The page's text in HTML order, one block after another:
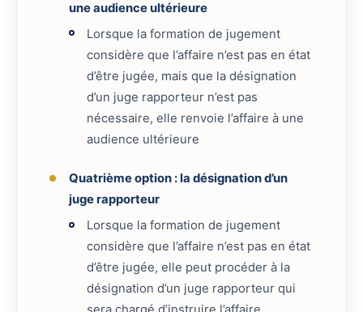
une audience ultérieure
Lorsque la formation de jugement
considère que l’affaire n’est pas en état
d’être jugée, mais que la désignation
d’un juge rapporteur n’est pas
nécessaire, elle renvoie l’affaire à une
audience ultérieure
Quatrième option : la désignation d’un
juge rapporteur
Lorsque la formation de jugement
considère que l’affaire n’est pas en état
d’être jugée, elle peut procéder à la
désignation d’un juge rapporteur qui